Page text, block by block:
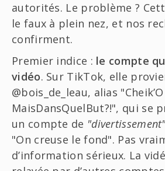
autorités. Le problème ?
le faux à plein nez, et nos
confirment.
Premier indice : le compte
vidéo. Sur TikTok, elle
@bois_de_leau, alias "Cheik’O
MaisDansQuelBut?!", qui se
un compte de "divertissement"
"On creuse le fond". Pas
d’information sérieux. La